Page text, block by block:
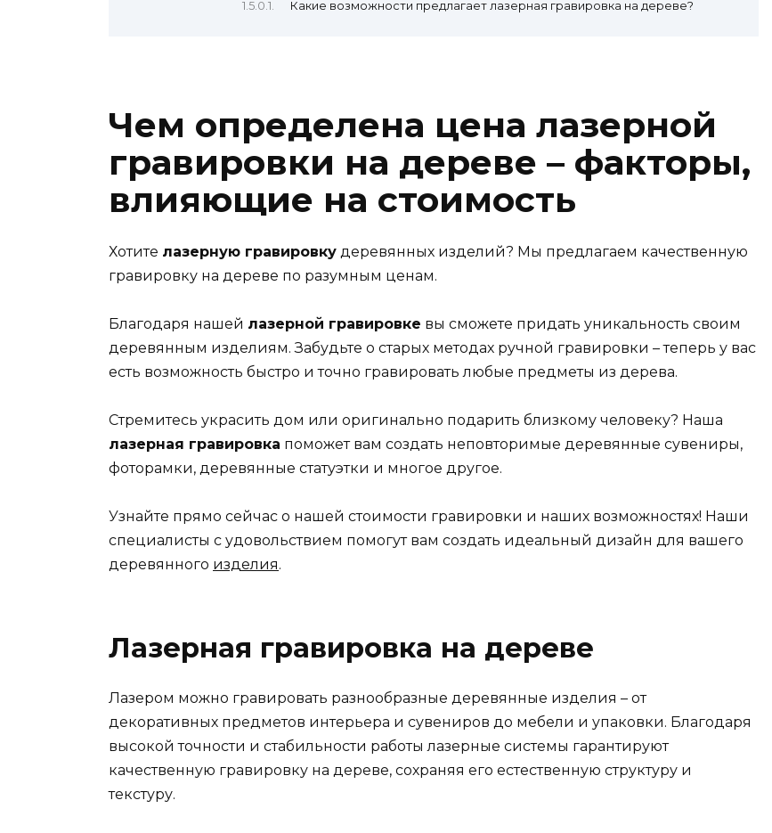
Какие возможности предлагает лазерная гравировка на дереве?
Чем определена цена лазерной
гравировки на дереве – факторы,
влияющие на стоимость
Хотите лазерную гравировку деревянных изделий? Мы предлагаем качественную
гравировку на дереве по разумным ценам.
Благодаря нашей лазерной гравировке вы сможете придать уникальность своим
деревянным изделиям. Забудьте о старых методах ручной гравировки – теперь у вас
есть возможность быстро и точно гравировать любые предметы из дерева.
Стремитесь украсить дом или оригинально подарить близкому человеку? Наша
лазерная гравировка поможет вам создать неповторимые деревянные сувениры,
фоторамки, деревянные статуэтки и многое другое.
Узнайте прямо сейчас о нашей стоимости гравировки и наших возможностях! Наши
специалисты с удовольствием помогут вам создать идеальный дизайн для вашего
деревянного изделия.
Лазерная гравировка на дереве
Лазером можно гравировать разнообразные деревянные изделия – от
декоративных предметов интерьера и сувениров до мебели и упаковки. Благодаря
высокой точности и стабильности работы лазерные системы гарантируют
качественную гравировку на дереве, сохраняя его естественную структуру и
текстуру.